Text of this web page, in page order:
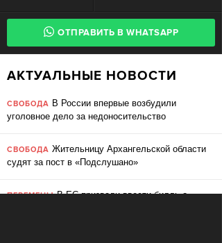
ОТПРАВИТЬ В WHATSAPP
АКТУАЛЬНЫЕ НОВОСТИ
СВОБОДА В России впервые возбудили
уголовное дело за недоносительство
СВОБОДА Жительницу Архангельской области
судят за пост в «Подслушано»
ПЕРЕМЕНЫВ ЕС призвали ввести билль о